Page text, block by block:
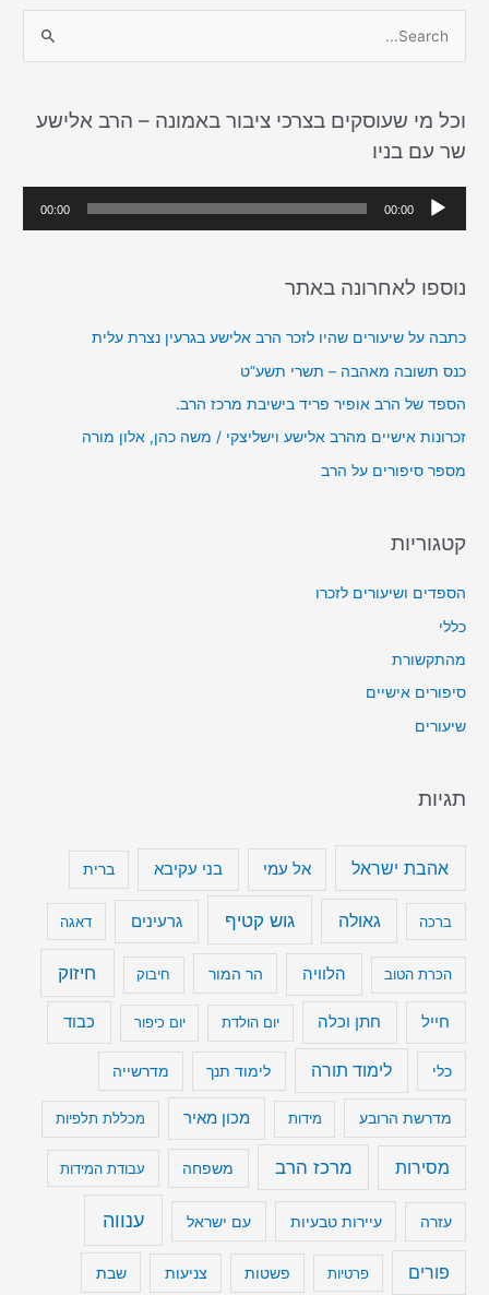
r
c
h
וכל מי שעוסקים בצרכי ציבור באמונה – הרב אלישע
שר עם בניו
ג
א
ד
י
ו
00:00
00:00
נוספו לאחרונה באתר
כתבה על שיעורים שהיו לזכר הרב אלישע בגרעין נצרת עלית
כנס תשובה מאהבה – תשרי תשע”ט
הספד של הרב אופיר פריד בישיבת מרכז הרב.
זכרונות אישיים מהרב אלישע וישליצקי / משה כהן, אלון מורה
מספר סיפורים על הרב
קטגוריות
הספדים ושיעורים לזכרו
כללי
מהתקשורת
סיפורים אישיים
שיעורים
תגיות
אהבת ישראל אל עמי בני עקיבא ברית
ברכה גאולה גוש קטיף גרעינים דאגה
הכרת הטוב הלוויה הר המור חיבוק חיזוק
חייל חתן וכלה יום הולדת יום כיפור כבוד
כלי לימוד תורה לימוד תנך מדרשייה
מדרשת הרובע מידות מכון מאיר מכללת תלפיות
מסירות מרכז הרב משפחה עבודת המידות
עזרה עיירות טבעיות עם ישראל ענווה
פורים פרטיות פשטות צניעות שבת